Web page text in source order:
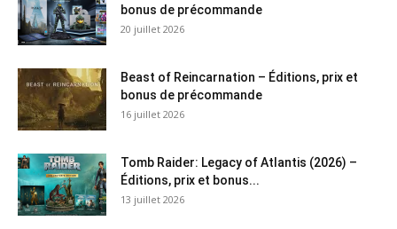
bonus de précommande
20 juillet 2026
Beast of Reincarnation – Éditions, prix et
bonus de précommande
16 juillet 2026
Tomb Raider: Legacy of Atlantis (2026) –
Éditions, prix et bonus...
13 juillet 2026